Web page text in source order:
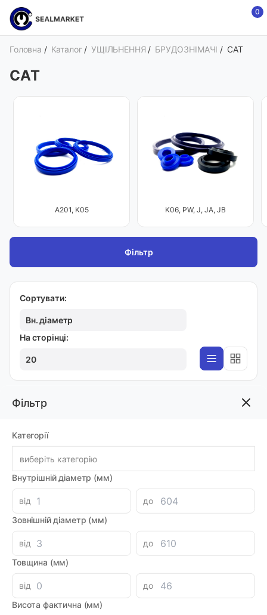
0
Фільтр
Категорії
виберіть категорію
Внутрішній діаметр (мм)
від
до
Зовнішній діаметр (мм)
від
до
Товщина (мм)
від
до
Висота фактична (мм)
Головна / Каталог /УЩІЛЬНЕННЯ / БРУДОЗНІМАЧІ / CAT
CAT
A201, K05 K06, PW, J, JA, JB
Фільтр
Сортувати:
Вн. діаметр
На сторінці:
20
378.95 грн
Брудознімач 38,1х57,15х10,49 CAT 8C9131
Артикул: 8C9131
Виробник: CAT
Луцьк: 1